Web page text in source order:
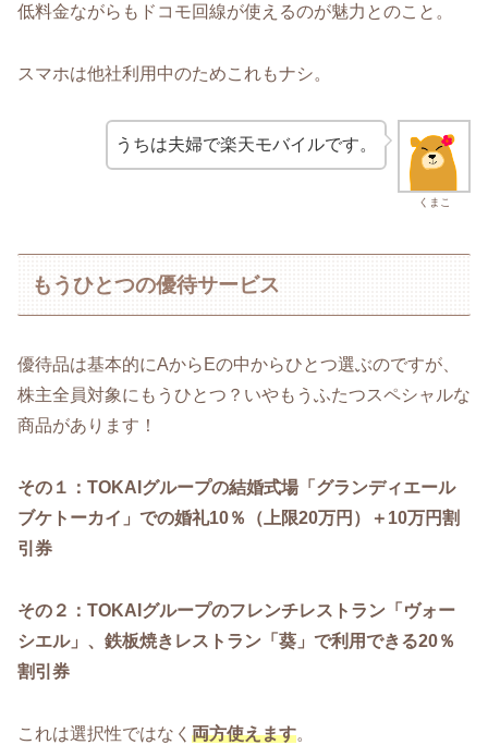
低料金ながらもドコモ回線が使えるのが魅力とのこと。
スマホは他社利用中のためこれもナシ。
くまこ
うちは夫婦で楽天モバイルです。
もうひとつの優待サービス
優待品は基本的にAからEの中からひとつ選ぶのですが、
株主全員対象にもうひとつ？いやもうふたつスペシャルな
商品があります！
その１：TOKAIグループの結婚式場「グランディエール
ブケトーカイ」での婚礼10％（上限20万円）＋10万円割
引券
その２：TOKAIグループのフレンチレストラン「ヴォー
シエル」、鉄板焼きレストラン「葵」で利用できる20％
割引券
これは選択性ではなく 両方使えます。